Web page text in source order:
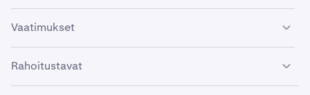
Vaatimukset
• Kraken-tilisi on
• Kraken-tilisi on oltava rekisteröitynä Australiaan.
Rahoitustavat